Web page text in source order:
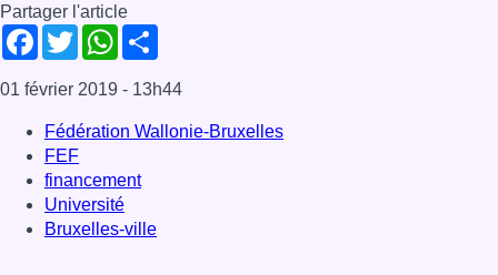
Partager l'article
Facebook
TwitterWhatsApp
01 février 2019 - 13h44
Fédération Wallonie-Bruxelles
FEF
financement
Université
Bruxelles-ville